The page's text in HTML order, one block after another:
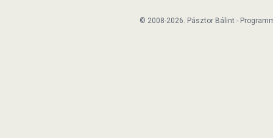
© 2008-2026. Pásztor Bálint -